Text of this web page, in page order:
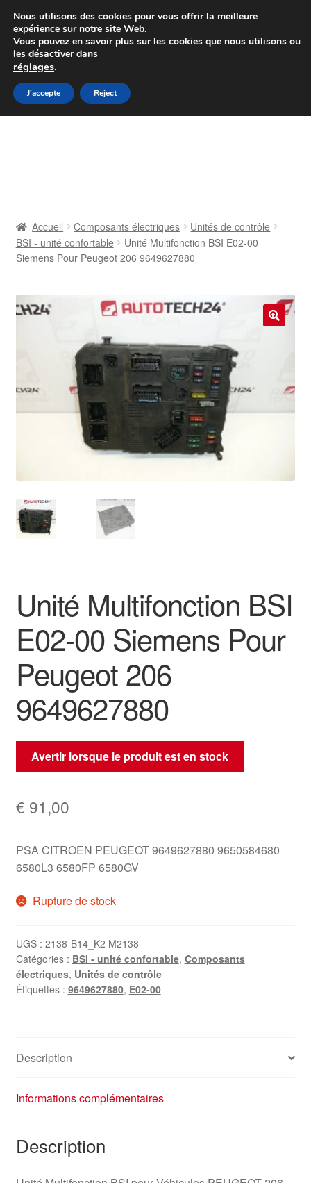
Colissimo livraison à partir de 7 EUR
Du lundi au vendredi de 9 h à 16 h
Aller
à
Aller
au
Contact
Livraison internationale
Mon compte
Paiements
Politique de confidentialité
Procédure de Réclamation
Accueil Composants électriques
Unités de contrôle
BSI - unité confortable
Unité Multifonction BSI E02-00
Siemens Pour Peugeot 206 9649627880
Unité Multifonction BSI
E02-00 Siemens Pour
Peugeot 206
9649627880
Avertir lorsque le produit est en stock
€ 91,00
PSA CITROEN PEUGEOT 9649627880 9650584680
6580L3 6580FP 6580GV
Rupture de stock
UGS : 2138-B14_K2 M2138
Catégories : BSI - unité confortable, Composants
électriques, Unités de contrôle
Étiquettes : 9649627880, E02-00
Description
Informations complémentaires
Description
Nous utilisons des cookies pour vous offrir la meilleure
expérience sur notre site Web.
Vous pouvez en savoir plus sur les cookies que nous utilisons ou
les désactiver dans
réglages.
J'accepte Reject